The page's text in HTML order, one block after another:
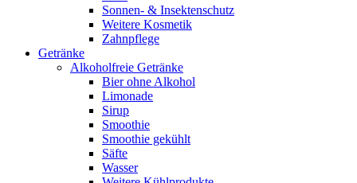
Sonnen- & Insektenschutz
Weitere Kosmetik
Zahnpflege
Getränke
Alkoholfreie Getränke
Bier ohne Alkohol
Limonade
Sirup
Smoothie
Smoothie gekühlt
Säfte
Wasser